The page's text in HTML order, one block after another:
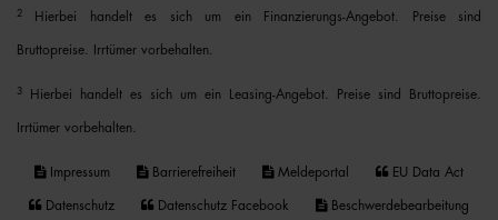
2 Hierbei handelt es sich um ein Finanzierungs-Angebot. Preise sind
Bruttopreise. Irrtümer vorbehalten.
3 Hierbei handelt es sich um ein Leasing-Angebot. Preise sind Bruttopreise.
Irrtümer vorbehalten.
Impressum Barrierefreiheit Meldeportal EU Data Act
Datenschutz Datenschutz Facebook Beschwerdebearbeitung